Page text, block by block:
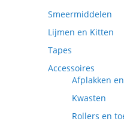
Smeermiddelen
Lijmen en Kitten
Tapes
Accessoires
Afplakken
Kwasten
Rollers en